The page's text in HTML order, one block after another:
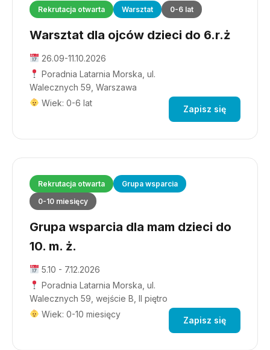
Rekrutacja otwarta Warsztat 0-6 lat
Warsztat dla ojców dzieci do 6.r.ż
26.09-11.10.2026
Poradnia Latarnia Morska, ul.
Walecznych 59, Warszawa
Wiek: 0-6 lat
Zapisz się
Rekrutacja otwarta
Grupa wsparcia
0-10 miesięcy
Grupa wsparcia dla mam dzieci do
10. m. ż.
5.10 - 7.12.2026
Poradnia Latarnia Morska, ul.
Walecznych 59, wejście B, II piętro
Wiek: 0-10 miesięcy
Zapisz się